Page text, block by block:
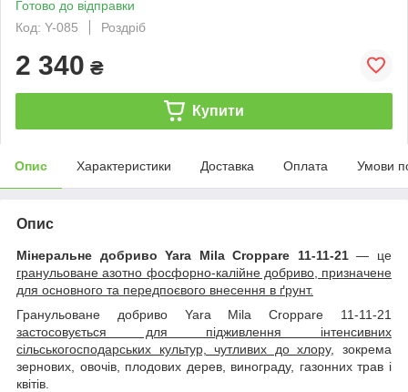
Готово до відправки
Код: Y-085
Роздріб
2 340 ₴
Купити
Опис Характеристики Доставка Оплата Умови
Опис
Мінеральне добриво Yara Mila Croppare 11-11-21— це
гранульоване азотно фосфорно-калійне добриво, призначене
для основного та передпоєвого внесення в ґрунт.
Гранульоване добриво Yara Mila Croppare 11-11-21
застосовується для підживлення інтенсивних
сільськогосподарських культур, чутливих до хлору, зокрема
зернових, овочів, плодових дерев, винограду, газонних трав і
квітів.